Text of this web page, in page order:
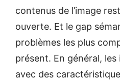
contenus de l’image
ouverte. Et le gap
problèmes les plus
présent. En général,
avec des